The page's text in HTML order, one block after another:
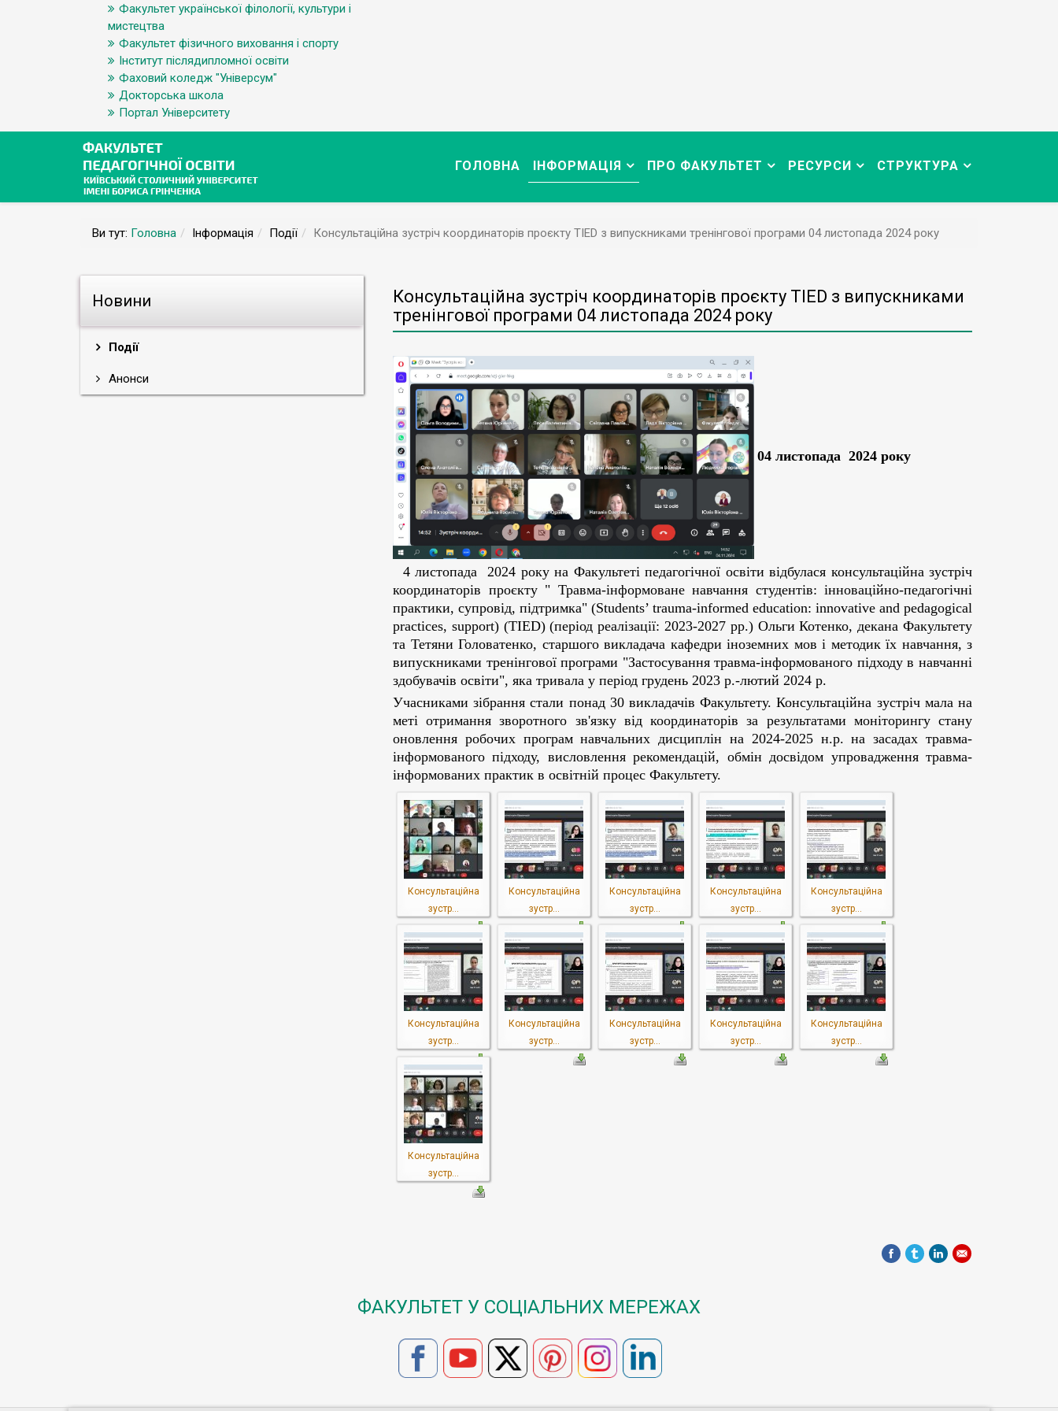
Факультет української філології, культури і
мистецтва
Факультет фізичного виховання і спорту
Інститут післядипломної освіти
Фаховий коледж "Універсум"
Докторська школа
Портал Університету
ГОЛОВНА ІНФОРМАЦІЯ ПРО ФАКУЛЬТЕТ РЕСУРСИ СТРУКТУРА
Ви тут: Головна Інформація Події Консультаційна зустріч координаторів проєкту TIED з випускниками тренінгової програми 04 листопада 2024 року
Новини
Події
Анонси
Консультаційна зустріч координаторів проєкту TIED з випускниками
тренінгової програми 04 листопада 2024 року
04 листопада 2024 року
4 листопада 2024 року на Факультеті педагогічної освіти відбулася консультаційна зустріч
координаторів проєкту " Травма-інформоване навчання студентів: інноваційно-педагогічні
практики, супровід, підтримка" (Students’ trauma-informed education: innovative and pedagogical
practices, support) (TIED) (період реалізації: 2023-2027 рр.) Ольги Котенко, декана Факультету
та Тетяни Головатенко, старшого викладача кафедри іноземних мов і методик їх навчання, з
випускниками тренінгової програми "Застосування травма-інформованого підходу в навчанні
здобувачів освіти", яка тривала у період грудень 2023 р.-лютий 2024 р.
Учасниками зібрання стали понад 30 викладачів Факультету. Консультаційна зустріч мала на
меті отримання зворотного зв'язку від координаторів за результатами моніторингу стану
оновлення робочих програм навчальних дисциплін на 2024-2025 н.р. на засадах травма-
інформованого підходу, висловлення рекомендацій, обмін досвідом упровадження травма-
інформованих практик в освітній процес Факультету.
Консультаційна
зустр...
Консультаційна
зустр...
Консультаційна
зустр...
Консультаційна
зустр...
Консультаційна
зустр...
Консультаційна
зустр...
Консультаційна
зустр...
Консультаційна
зустр...
Консультаційна
зустр...
Консультаційна
зустр...
Консультаційна
зустр...
ФАКУЛЬТЕТ У СОЦІАЛЬНИХ МЕРЕЖАХ